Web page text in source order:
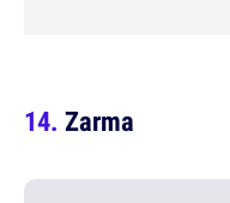
Zarma